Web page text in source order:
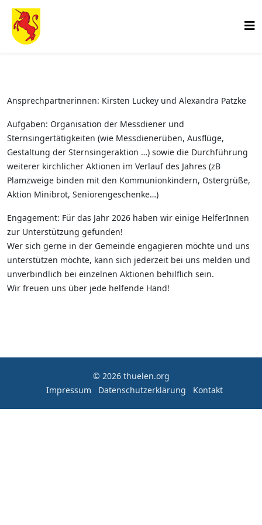
Ansprechpartnerinnen: Kirsten Luckey und Alexandra Patzke
Aufgaben: Organisation der Messdiener und
Sternsingertätigkeiten (wie Messdienerüben, Ausflüge,
Gestaltung der Sternsingeraktion …) sowie die Durchführung
weiterer kirchlicher Aktionen im Verlauf des Jahres (zB
Plamzweige binden mit den Kommunionkindern, Ostergrüße,
Aktion Minibrot, Seniorengeschenke…)
Engagement: Für das Jahr 2026 haben wir einige HelferInnen
zur Unterstützung gefunden!
Wer sich gerne in der Gemeinde engagieren möchte und uns
unterstützen möchte, kann sich jederzeit bei uns melden und
unverbindlich bei einzelnen Aktionen behilflich sein.
Wir freuen uns über jede helfende Hand!
© 2026 thuelen.org
Impressum
Datenschutzerklärung Kontakt